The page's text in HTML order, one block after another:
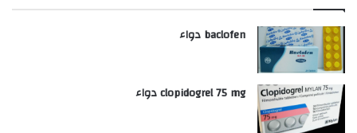
baclofen دواء
clopidogrel 75 mg دواء